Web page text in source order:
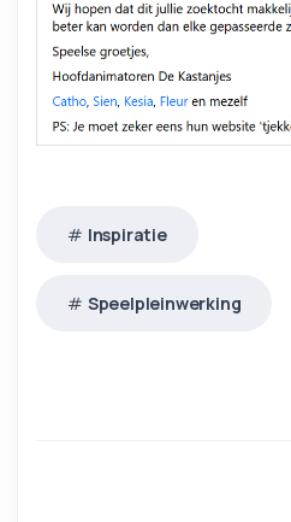
Inspiratie
Speelpleinwerking